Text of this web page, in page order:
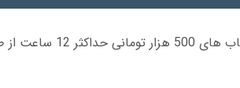
زمان تحویل کتاب های 600 هزار تومانی دانلود فوری از حساب